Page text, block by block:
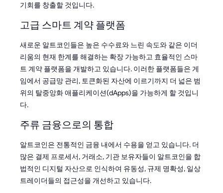
기회를 창출할 것입니다.
고급 스마트 계약 플랫폼
새로운 알트코인들은 높은 수수료와 느린 속도와 같은 이더
리움의 현재 한계를 해결하는 확장 가능하고 효율적인 스마
트 계약 플랫폼을 개발하고 있습니다. 이러한 플랫폼들은 게
임에서 공급망 관리, 토큰화된 자산에 이르기까지 더 넓은 범
위의 탈중앙화 애플리케이션(dApps)을 가능하게 할 것입니
다.
주류 금융으로의 통합
알트코인은 전통적인 금융 내에서 수용을 얻고 있습니다. 더
많은 결제 프로세서, 거래소, 기관 보유자들이 알트코인을 합
법적인 디지털 자산으로 인식하여 유동성, 규제 명확성, 일상
트레이더들의 접근성을 개선하고 있습니다.